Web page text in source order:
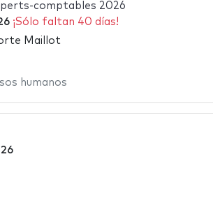
comptables 2026
¡Sólo faltan 40 días!
Maillot
humanos